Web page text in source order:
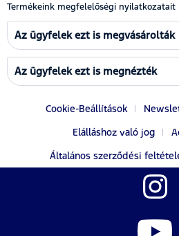
Termékeink megfelelőségi
Az ügyfelek ezt is megvásárolták
Az ügyfelek ezt is megnézték
Cookie-Beállítások
Elálláshoz való jog
Általános szerződési